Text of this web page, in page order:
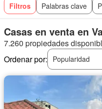
Filtros Palabras clave
Casas en venta en
7.260 propiedades
Ordenar por:
Popularidad